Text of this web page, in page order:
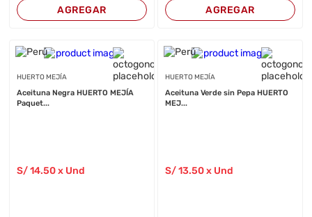
AGREGAR AGREGAR
HUERTO MEJÍA
Aceituna Negra HUERTO MEJÍA
Paquet...
S/14.50 x Und
HUERTO MEJÍA
Aceituna Verde sin Pepa HUERTO
MEJ...
S/13.50x Und